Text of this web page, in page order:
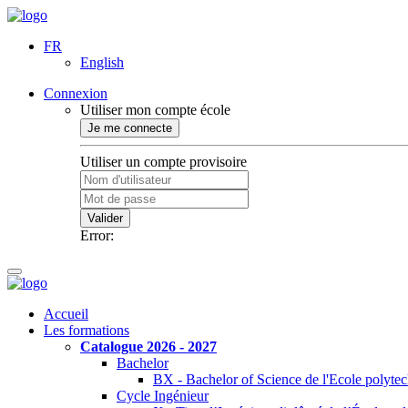
FR
English
Connexion
Utiliser mon compte école
Je me connecte
Utiliser un compte provisoire
Valider
Error:
Accueil
Les formations
Catalogue 2026 - 2027
Bachelor
BX - Bachelor of Science de l'Ecole
Cycle Ingénieur